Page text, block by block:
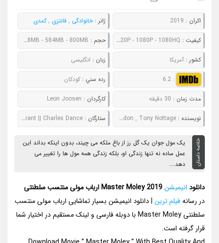
اکران : 2019 ژانر :خانوادگی , فانتزی ,کمدی
کيفيت : 480P - 720P - 1080P - 1080HQ حجم : 209MB - 298MB - 584MB - 800MB
کشور :آمریکا زبان : انگلیسی
:
6.2 رده سني : کودکان
مدت زمان : 30 دقیقه کارگردان : Leon Joosen
نويسنده :Leon Joosen , Arthur Landon , Tony Nottage ستارگان : Togo Igawa || Richard E. Grant || Charles Dance
خلاصه داستان
یک مول جوان یک گل رز از باغ ملکه می چیند، بدون اینکه بداند این
عمل ساده نه تنها زندگی او، بلکه زندگی همه مول ها را تغییر می
دهد....
دانلود انیمیشنMaster Moley 2019 ارباب مولی منتسب سلطنتی
در رسانهفیلم ترین | دانلود انیمیشن بسیار تماشایی ارباب مولی منتسب
سلطنتی Master Moley با دوبله فارسی و لینک مستقیم در اختیار شما
قرار گرفته است.